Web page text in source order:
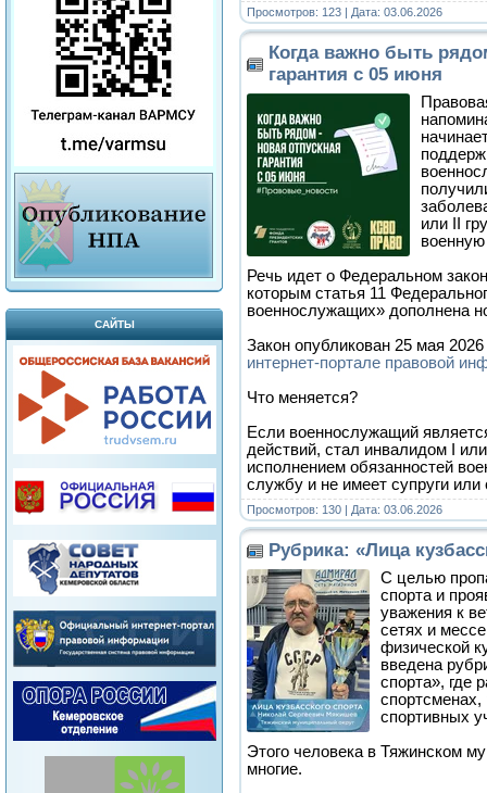
САЙТЫ
Просмотров: 123 | Дата: 03.06.2026
Когда важно быть
гарантия с 05 июня
или II
Речь идет о Федеральном
которым статья 11
военнослужащих» дополнена
Закон опубликован 25 мая
интернет-портале правовой
Что меняется?
Если военнослужащий
действий, стал инвалидом I
исполнением обязанностей
службу и не имеет супруги
Просмотров: 130 | Дата: 03.06.2026
Рубрика: «Лица
С целью
спорта и
уважения к
сетях и
физической
введена
спорта», где
спортсменах,
спортивных
Этого человека в Тяжинском
многие.